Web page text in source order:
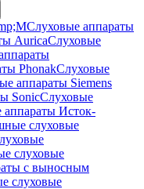
Слуховые аппараты
AuricaСлуховые
PhonakСлуховые
аппараты Siemens
SonicСлуховые
аппараты Исток-
слуховые
слуховые
с выносным
слуховые